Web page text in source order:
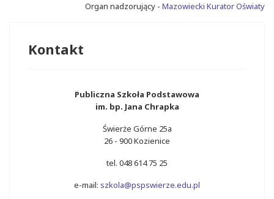
Organ nadzorujący - Mazowiecki Kurator Oświaty
Kontakt
Publiczna Szkoła Podstawowa
im. bp. Jana Chrapka
Świerże Górne 25a
26 - 900 Kozienice
tel. 048 614 75 25
e-mail: szkola@pspswierze.edu.pl